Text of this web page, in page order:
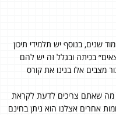
שנים, בנוסף יש תלמידי תיכון
בכיתה ובגלל זה יש להם
מצבים אלו בנינו את קורס
מה שאתם צריכים לדעת לקראת
אחרים אצלנו הוא ניתן בחינם